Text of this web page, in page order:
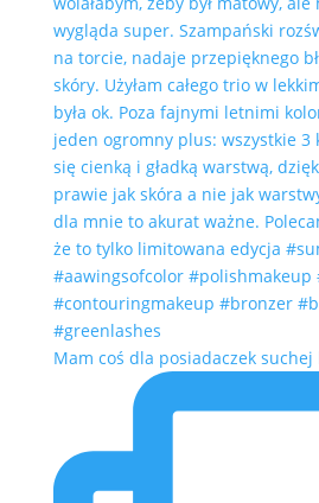
Mam coś dla posiadaczek